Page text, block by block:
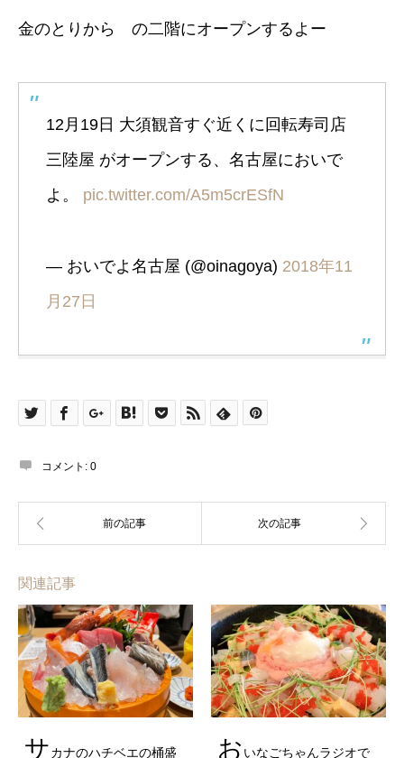
金のとりから の二階にオープンするよー
12月19日 大須観音すぐ近くに回転寿司店
三陸屋 がオープンする、名古屋においで
よ。 pic.twitter.com/A5m5crESfN
— おいでよ名古屋 (@oinagoya) 2018年11
月27日
コメント: 0
関連記事
サカナのハチベエの桶盛
おいなごちゃんラジオで